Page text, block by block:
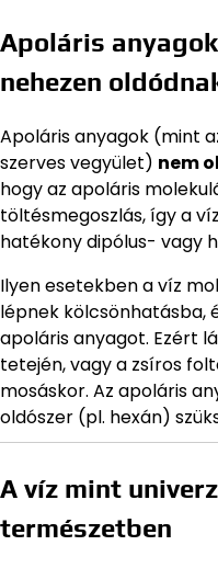
Apoláris
nehezen
Apoláris anyagok (mint
szerves vegyület) nem
hogy az apoláris
töltésmegoszlás, így a
hatékony dipólus- vagy
Ilyen esetekben a víz
lépnek kölcsönhatásba,
apoláris anyagot. Ezért
tetején, vagy a zsíros
mosáskor. Az apoláris
oldószer (pl. hexán)
A víz mint
természetben